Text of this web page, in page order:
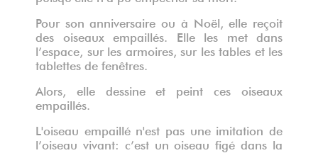
Pour son anniversaire ou à Noël, elle reçoit
des oiseaux empaillés. Elle les met dans
l’espace, sur les armoires, sur les tables et les
tablettes de fenêtres.
Alors, elle dessine et peint ces oiseaux
empaillés.
L'oiseau empaillé n'est pas une imitation de
l’oiseau vivant: c’est un oiseau figé dans la